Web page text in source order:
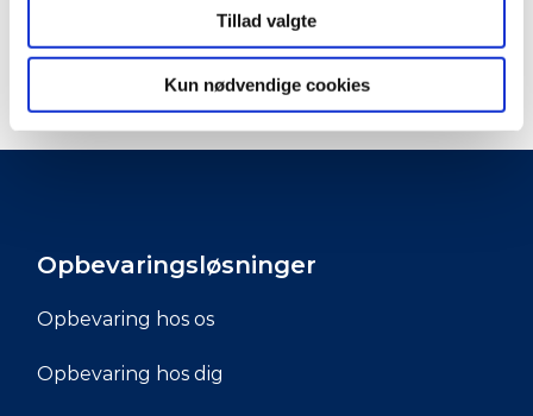
Tillad valgte
Kun nødvendige cookies
Opbevaringsløsninger
Opbevaring hos os
Opbevaring hos dig